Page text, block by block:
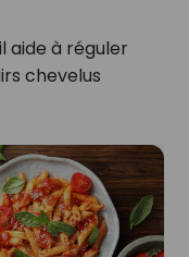
aide à réguler
chevelus